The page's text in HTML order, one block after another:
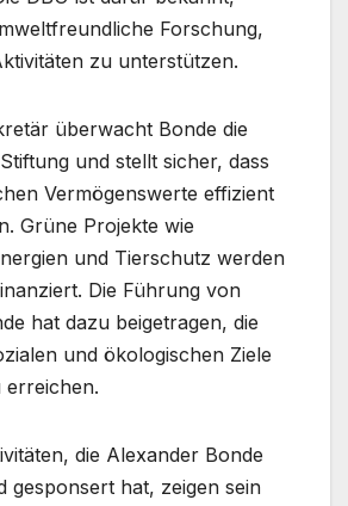
Forschung,
zu unterstützen.
überwacht Bonde die
und stellt sicher, dass
Vermögenswerte effizient
Grüne Projekte wie
und Tierschutz werden
Die Führung von
hat dazu beigetragen, die
und ökologischen Ziele
erreichen.
die Alexander Bonde
gesponsert hat, zeigen sein